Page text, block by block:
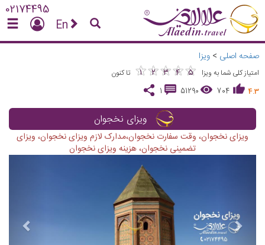
02174495
En
صفحه اصلی > ویزا
امتیاز کلی شما به ویزا ★
1 ★
2 ★
3 ★
4 ★
5
★★★★★
تا کنون
4.3
704
51290
1
ویزای نخجوان
ویزای نخجوان، وقت سفارت نخجوان،مدارک لازم ویزای نخجوان، ویزای
تضمینی نخجوان، هزینه ویزای نخجوان